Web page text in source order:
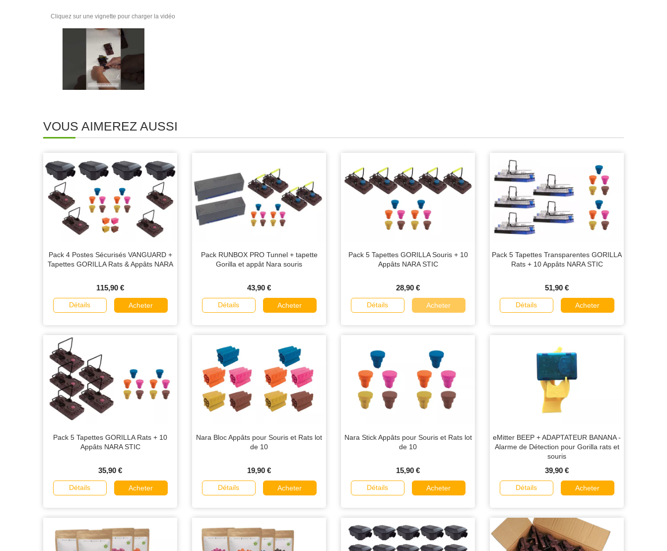
Cliquez sur une vignette pour charger la vidéo
VOUS AIMEREZ AUSSI
Pack 4 Postes Sécurisés VANGUARD +
Tapettes GORILLA Rats & Appâts NARA
115,90 €
Détails Acheter
Pack RUNBOX PRO Tunnel + tapette
Gorilla et appât Nara souris
43,90 €
Détails Acheter
Pack 5 Tapettes GORILLA Souris + 10
Appâts NARA STIC
28,90 €
Détails Acheter
Pack 5 Tapettes Transparentes GORILLA
Rats + 10 Appâts NARA STIC
51,90 €
Détails Acheter
Pack 5 Tapettes GORILLA Rats + 10
Appâts NARA STIC
35,90 €
Détails Acheter
Nara Bloc Appâts pour Souris et Rats lot
de 10
19,90 €
Détails Acheter
Nara Stick Appâts pour Souris et Rats lot
de 10
15,90 €
Détails Acheter
eMitter BEEP + ADAPTATEUR BANANA -
Alarme de Détection pour Gorilla rats et
souris
39,90 €
Détails Acheter